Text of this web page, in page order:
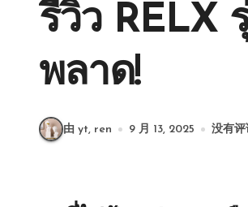
รีวิว RELX
พลาด!
由 yt, ren 9 月 13, 2025 没有评